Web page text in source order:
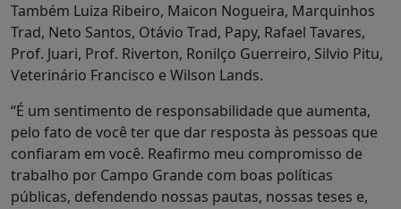
Também Luiza Ribeiro, Maicon Nogueira, Marquinhos
Trad, Neto Santos, Otávio Trad, Papy, Rafael Tavares,
Prof. Juari, Prof. Riverton, Ronilço Guerreiro, Silvio Pitu,
Veterinário Francisco e Wilson Lands.
“É um sentimento de responsabilidade que aumenta,
pelo fato de você ter que dar resposta às pessoas que
confiaram em você. Reafirmo meu compromisso de
trabalho por Campo Grande com boas políticas
públicas, defendendo nossas pautas, nossas teses e,